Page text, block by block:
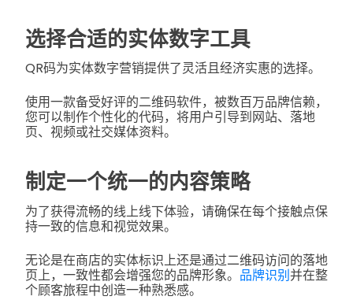
选择合适的实体数字工具
QR码为实体数字营销提供了灵活且经济实惠的选择。
使用一款备受好评的二维码软件，被数百万品牌信赖，
您可以制作个性化的代码，将用户引导到网站、落地
页、视频或社交媒体资料。
制定一个统一的内容策略
为了获得流畅的线上线下体验，请确保在每个接触点保
持一致的信息和视觉效果。
无论是在商店的实体标识上还是通过二维码访问的落地
页上，一致性都会增强您的品牌形象。 品牌识别并在整
个顾客旅程中创造一种熟悉感。